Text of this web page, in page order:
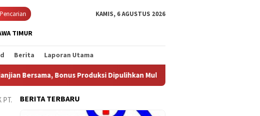
Pencarian KAMIS, 6 AGUSTUS 2026
TIMUR
Berita Laporan Utama
Bonus Produksi Dipulihkan Mulai Oktober 2026
BERITA TERBARU